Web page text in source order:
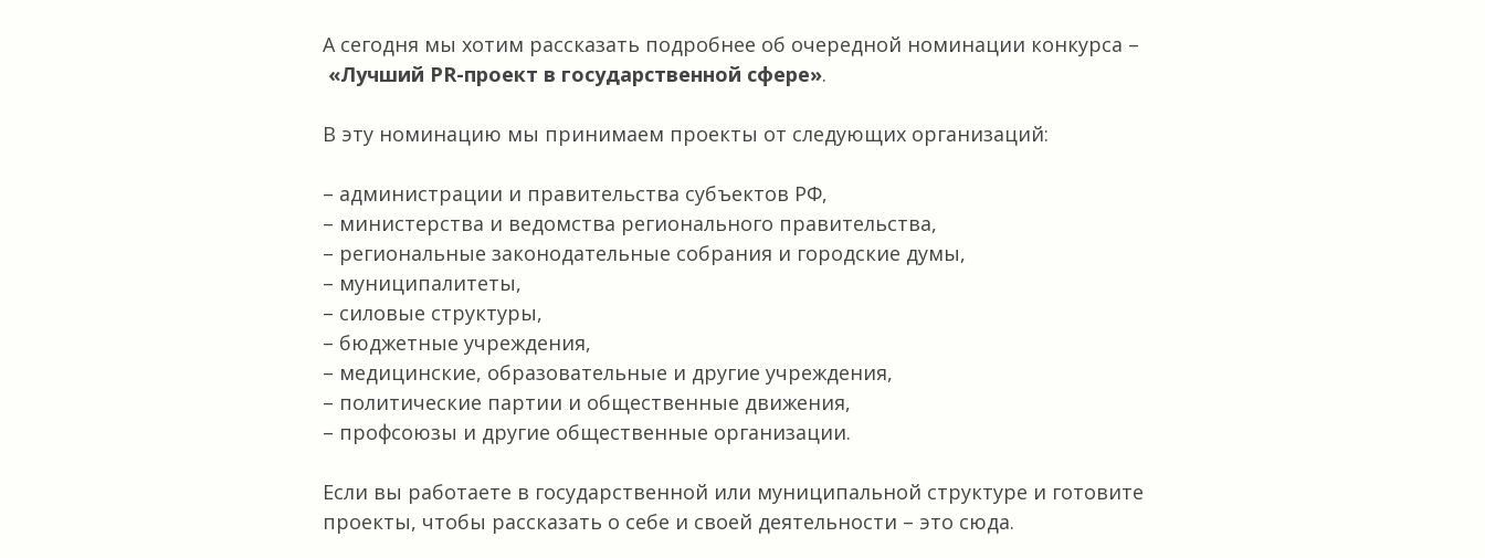
А сегодня мы хотим рассказать подробнее об очередной номинации конкурса –
«Лучший PR-проект в государственной сфере».
В эту номинацию мы принимаем проекты от следующих организаций:
– администрации и правительства субъектов РФ,
– министерства и ведомства регионального правительства,
– региональные законодательные собрания и городские думы,
– муниципалитеты,
– силовые структуры,
– бюджетные учреждения,
– медицинские, образовательные и другие учреждения,
– политические партии и общественные движения,
– профсоюзы и другие общественные организации.
Если вы работаете в государственной или муниципальной структуре и готовите
проекты, чтобы рассказать о себе и своей деятельности – это сюда.